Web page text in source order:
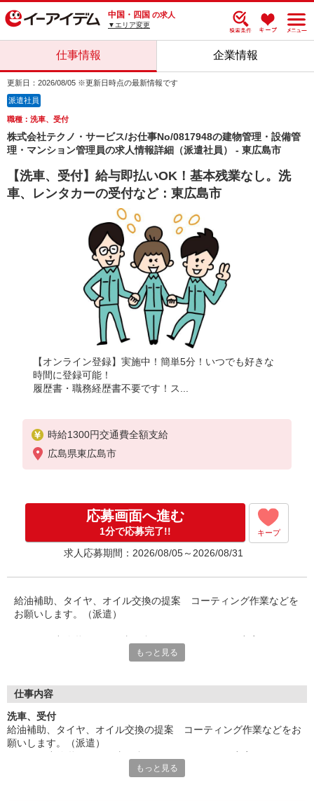
中国・四国 の求人
▼エリア変更
仕事情報 企業情報
更新日：2026/08/05 ※更新日時点の最新情報です
派遣社員
職種：洗車、受付
株式会社テクノ・サービス/お仕事No/0817948の建物管理・設備管
理・マンション管理員の求人情報詳細（派遣社員） - 東広島市
【洗車、受付】給与即払いOK！基本残業なし。洗
車、レンタカーの受付など：東広島市
【オンライン登録】実施中！簡単5分！いつでも好きな
時間に登録可能！
履歴書・職務経歴書不要です！ス...
時給1300円交通費全額支給
広島県東広島市
応募画面へ進む
1分で応募完了!! キープ
求人応募期間：2026/08/05～2026/08/31
給油補助、タイヤ、オイル交換の提案 コーティング作業などを
お願いします。（派遣）
しっかりフォロー。人気の日勤。
給与即払いサービスは就業状況によって利用できないケースがご
『テクノ・サービス』は、派遣業界大手スタッフサービスグルー
プです。
全国にあるお仕事の中から、一人ひとりのスキルや希望条件に応
じたお仕事をご案内します。
もっと見る
仕事内容
洗車、受付
給油補助、タイヤ、オイル交換の提案 コーティング作業などをお
願いします。（派遣）
っかりフォロー。人気の日勤。もっと見る